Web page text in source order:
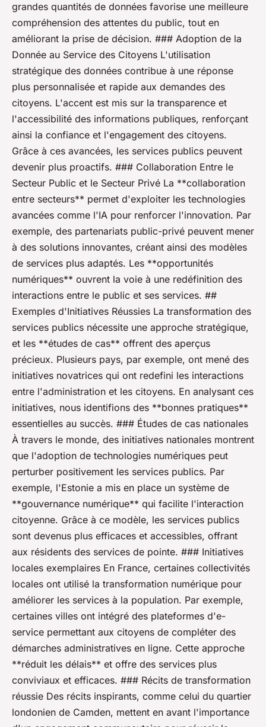
grandes quantités de données favorise une meilleure
compréhension des attentes du public, tout en
améliorant la prise de décision. ### Adoption de la
Donnée au Service des Citoyens L'utilisation
stratégique des données contribue à une réponse
plus personnalisée et rapide aux demandes des
citoyens. L'accent est mis sur la transparence et
l'accessibilité des informations publiques, renforçant
ainsi la confiance et l'engagement des citoyens.
Grâce à ces avancées, les services publics peuvent
devenir plus proactifs. ### Collaboration Entre le
Secteur Public et le Secteur Privé La **collaboration
entre secteurs** permet d'exploiter les technologies
avancées comme l'IA pour renforcer l'innovation. Par
exemple, des partenariats public-privé peuvent mener
à des solutions innovantes, créant ainsi des modèles
de services plus adaptés. Les **opportunités
numériques** ouvrent la voie à une redéfinition des
interactions entre le public et ses services. ##
Exemples d'Initiatives Réussies La transformation des
services publics nécessite une approche stratégique,
et les **études de cas** offrent des aperçus
précieux. Plusieurs pays, par exemple, ont mené des
initiatives novatrices qui ont redefini les interactions
entre l'administration et les citoyens. En analysant ces
initiatives, nous identifions des **bonnes pratiques**
essentielles au succès. ### Études de cas nationales
À travers le monde, des initiatives nationales montrent
que l'adoption de technologies numériques peut
perturber positivement les services publics. Par
exemple, l'Estonie a mis en place un système de
**gouvernance numérique** qui facilite l'interaction
citoyenne. Grâce à ce modèle, les services publics
sont devenus plus efficaces et accessibles, offrant
aux résidents des services de pointe. ### Initiatives
locales exemplaires En France, certaines collectivités
locales ont utilisé la transformation numérique pour
améliorer les services à la population. Par exemple,
certaines villes ont intégré des plateformes d'e-
service permettant aux citoyens de compléter des
démarches administratives en ligne. Cette approche
**réduit les délais** et offre des services plus
conviviaux et efficaces. ### Récits de transformation
réussie Des récits inspirants, comme celui du quartier
londonien de Camden, mettent en avant l'importance